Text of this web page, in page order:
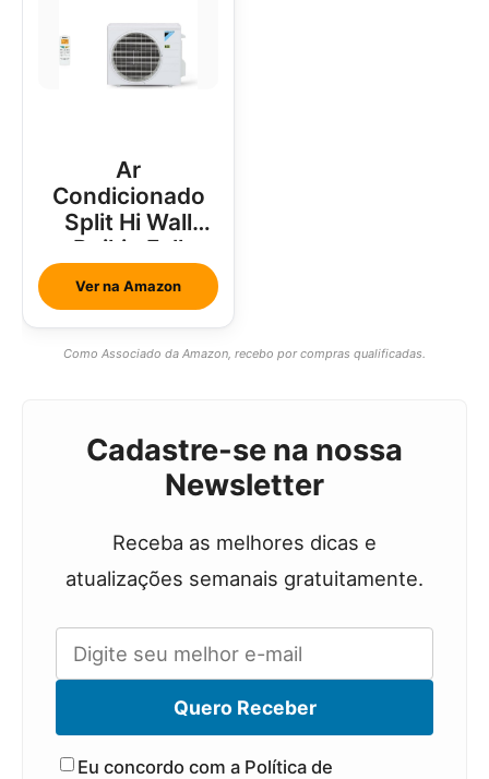
Ar
Condicionado
Split Hi Wall
Daikin Full
Inverter 18000
Btus
Ver na Amazon
Como Associado da Amazon, recebo por compras qualificadas.
Cadastre-se na nossa
Newsletter
Receba as melhores dicas e
atualizações semanais gratuitamente.
Quero Receber
Eu concordo com a Política de